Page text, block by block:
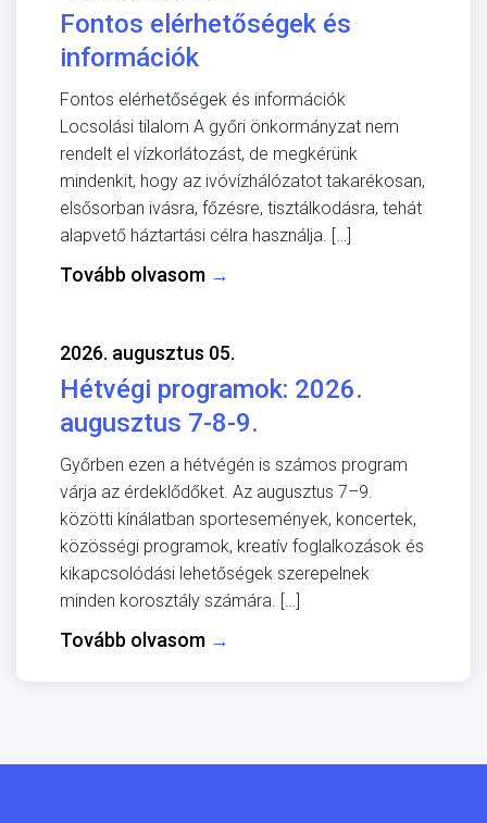
Fontos elérhetőségek és
információk
Fontos elérhetőségek és információk
Locsolási tilalom A győri önkormányzat nem
rendelt el vízkorlátozást, de megkérünk
mindenkit, hogy az ivóvízhálózatot takarékosan,
elsősorban ivásra, főzésre, tisztálkodásra, tehát
alapvető háztartási célra használja. […]
Tovább olvasom →
2026. augusztus 05.
Hétvégi programok: 2026.
augusztus 7-8-9.
Győrben ezen a hétvégén is számos program
várja az érdeklődőket. Az augusztus 7–9.
közötti kínálatban sportesemények, koncertek,
közösségi programok, kreatív foglalkozások és
kikapcsolódási lehetőségek szerepelnek
minden korosztály számára. […]
Tovább olvasom →